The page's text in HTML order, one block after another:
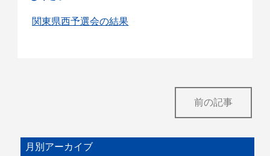
関東県西予選会の結果
前の記事
月別アーカイブ